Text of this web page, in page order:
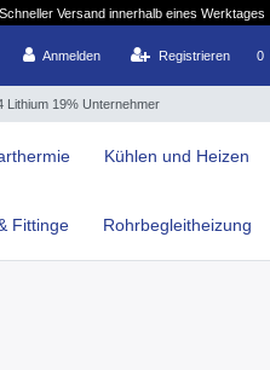
Schneller Versand innerhalb eines Werktages
Anmelden Registrieren 0
Lithium 19% Unternehmer
Kühlen und Heizen
Fittinge Rohrbegleitheizung